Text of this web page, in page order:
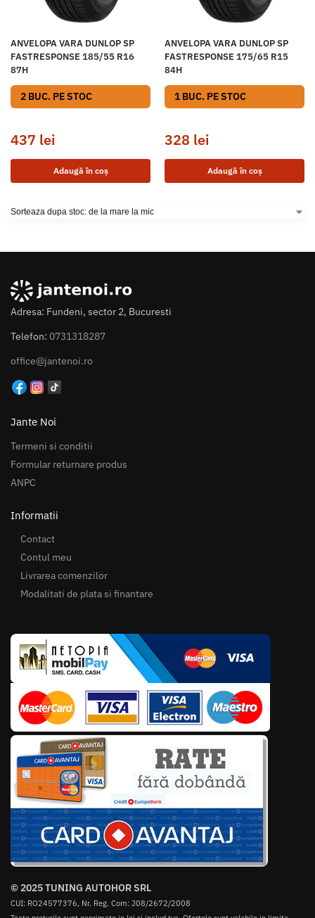
ANVELOPA VARA DUNLOP SP
FASTRESPONSE 185/55 R16
87H
2 BUC. PE STOC
437 lei
Adaugă în coș
ANVELOPA VARA DUNLOP SP
FASTRESPONSE 175/65 R15
84H
1 BUC. PE STOC
328 lei
Adaugă în coș
Adresa: Fundeni, sector 2, Bucuresti
Telefon: 0731318287
office@jantenoi.ro
Jante Noi
Termeni si conditii
Formular returnare produs
ANPC
Informatii
Contact
Contul meu
Livrarea comenzilor
Modalitati de plata si finantare
© 2025 TUNING AUTOHOR SRL
CUI: RO24577376, Nr. Reg. Com: J08/2672/2008